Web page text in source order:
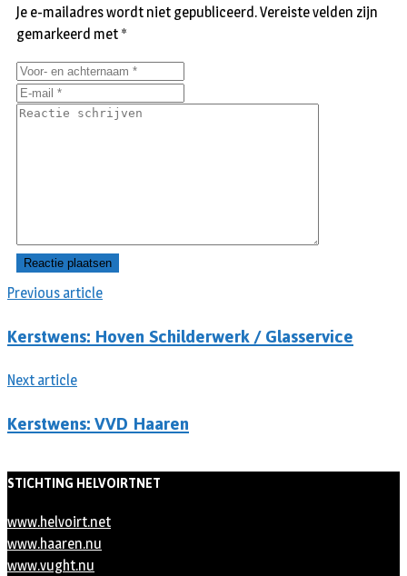
Previous article
Kerstwens: Hoven Schilderwerk / Glasservice
Next article
Kerstwens: VVD Haaren
Je e-mailadres wordt niet gepubliceerd.Vereiste velden zijn
gemarkeerd met *
STICHTING HELVOIRTNET
www.helvoirt.net
www.haaren.nu
www.vught.nu